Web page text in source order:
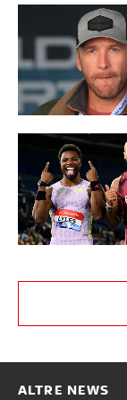
ALTRE NEWS